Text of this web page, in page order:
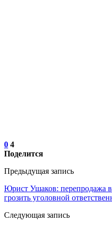
0 4
Поделится
Предыдущая запись
Юрист Ушаков: перепродажа
грозить уголовной
Следующая запись